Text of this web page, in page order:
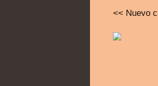
<< Nuevo